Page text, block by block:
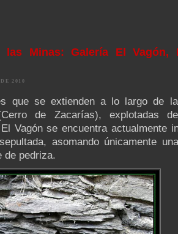
Minas: Galería El Vagón,
2010
que se extienden a lo largo de
de Zacarías), explotadas
Vagón se encuentra actualmente
asomando únicamente
de pedriza.